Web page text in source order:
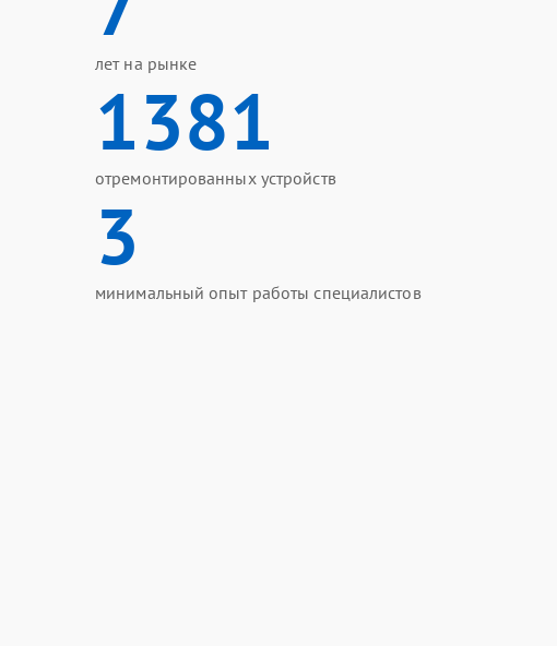
лет на рынке
1381
отремонтированных устройств
3
минимальный опыт работы специалистов